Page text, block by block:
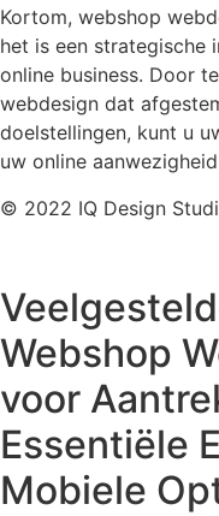
Kortom, webshop
het is een strategische
online business. Door
webdesign dat
doelstellingen, kunt u
uw online
© 2022 IQ Design
Webshop
voor
Essentiële
Mobiele